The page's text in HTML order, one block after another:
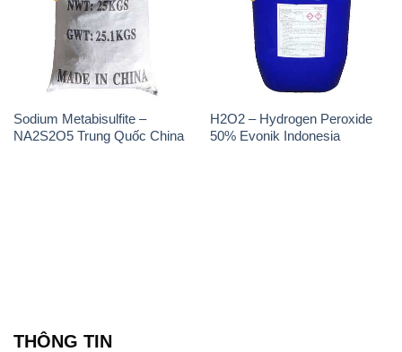
Sodium Metabisulfite –
NA2S2O5 Trung Quốc China
H2O2 – Hydrogen Peroxide
50% Evonik Indonesia
THÔNG TIN